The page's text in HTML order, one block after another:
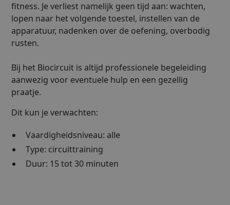
fitness. Je verliest namelijk geen tijd aan: wachten,
lopen naar het volgende toestel, instellen van de
apparatuur, nadenken over de oefening, overbodig
rusten.
Bij het Biocircuit is altijd professionele begeleiding
aanwezig voor eventuele hulp en een gezellig
praatje.
Dit kun je verwachten:
Vaardigheidsniveau: alle
Type: circuittraining
Duur: 15 tot 30 minuten